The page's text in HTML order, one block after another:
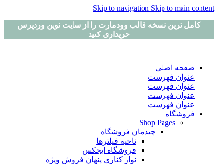
Skip to navigation Skip to main content
کامل ترین نسخه قالب وودمارت را از سایت نوین وردپرس
خریداری کنید
صفحه اصلی
عنوان فهرست
عنوان فهرست
عنوان فهرست
عنوان فهرست
فروشگاه
Shop Pages
چیدمان فروشگاه
ناحیه فیلترها
فروشگاه ایجکس
نوار کناری پنهان فروش ویژه